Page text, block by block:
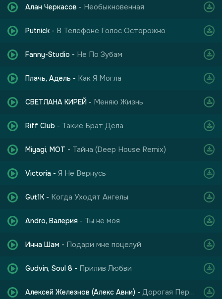
Алан Черкасов - Необыкновенная
Putnick - В Телефоне Голос Осторожно
Fanny-Studio - Не По Зубам
Плачь, Адель - Как Я Могла
СВЕТЛАНА КИРЕЙ - Меняю Жизнь
Riff Club - Такие Брат Дела
Miyagi, МОТ - Тайна (Deep House Remix)
Victoria - Я Не Вернусь
Gut1K - Когда Уходят Ангелы
Andro, Валерия - Ты не моя
Инна Шам - Подари мне поцелуй
Gudvin, Soul 8 - Прилив Любви
Алексей Железнов (Алекс Авни) - Дорогая Передача